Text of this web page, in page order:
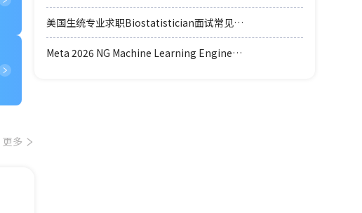
更多
美国生统专业求职Biostatistician面试常见例题题型.pdf
Meta 2026 NG Machine Learning Engineer coding轮面参考.pdf